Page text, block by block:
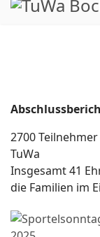
2700
TuWa
Insgesamt 41
die Familien im